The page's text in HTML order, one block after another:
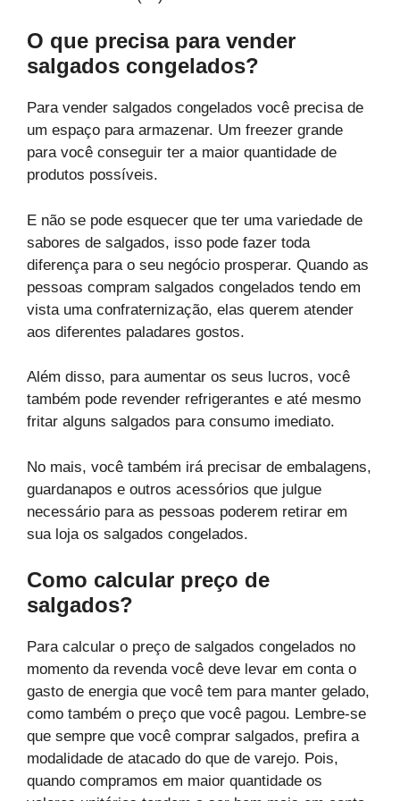
O que precisa para vender
salgados congelados?
Para vender salgados congelados você precisa de
um espaço para armazenar. Um freezer grande
para você conseguir ter a maior quantidade de
produtos possíveis.
E não se pode esquecer que ter uma variedade de
sabores de salgados, isso pode fazer toda
diferença para o seu negócio prosperar. Quando as
pessoas compram salgados congelados tendo em
vista uma confraternização, elas querem atender
aos diferentes paladares gostos.
Além disso, para aumentar os seus lucros, você
também pode revender refrigerantes e até mesmo
fritar alguns salgados para consumo imediato.
No mais, você também irá precisar de embalagens,
guardanapos e outros acessórios que julgue
necessário para as pessoas poderem retirar em
sua loja os salgados congelados.
Como calcular preço de
salgados?
Para calcular o preço de salgados congelados no
momento da revenda você deve levar em conta o
gasto de energia que você tem para manter gelado,
como também o preço que você pagou. Lembre-se
que sempre que você comprar salgados, prefira a
modalidade de atacado do que de varejo. Pois,
quando compramos em maior quantidade os